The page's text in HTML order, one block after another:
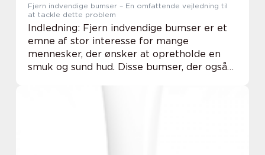
Fjern indvendige bumser – En omfattende vejledning til
at tackle dette problem
Indledning: Fjern indvendige bumser er et
emne af stor interesse for mange
mennesker, der ønsker at opretholde en
smuk og sund hud. Disse bumser, der også